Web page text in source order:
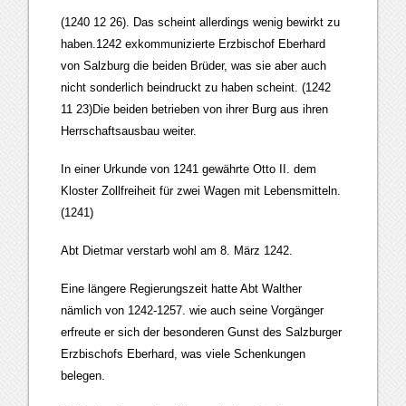
(1240 12 26). Das scheint allerdings wenig bewirkt zu
haben.1242 exkommunizierte Erzbischof Eberhard
von Salzburg die beiden Brüder, was sie aber auch
nicht sonderlich beindruckt zu haben scheint. (1242
11 23)Die beiden betrieben von ihrer Burg aus ihren
Herrschaftsausbau weiter.
In einer Urkunde von 1241 gewährte Otto II. dem
Kloster Zollfreiheit für zwei Wagen mit Lebensmitteln.
(1241)
Abt Dietmar verstarb wohl am 8. März 1242.
Eine längere Regierungszeit hatte Abt Walther
nämlich von 1242-1257. wie auch seine Vorgänger
erfreute er sich der besonderen Gunst des Salzburger
Erzbischofs Eberhard, was viele Schenkungen
belegen.